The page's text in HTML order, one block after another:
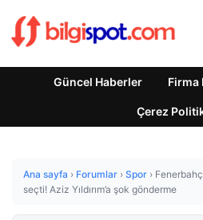
Güncel Haberler Firma
Çerez
Ana sayfa › Forumlar › Spor ›
seçti! Aziz Yıldırım’a şok gönderme